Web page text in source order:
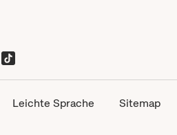
Leichte Sprache Sitemap